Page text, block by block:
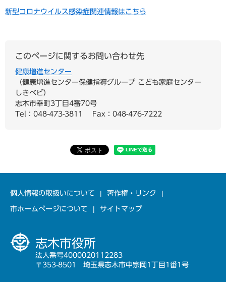
新型コロナウイルス感染症関連情報はこちら
このページに関するお問い合わせ先
健康増進センター
健康増進センター保健指導グループ こども家庭センター
しきベビ
志木市幸町3丁目4番70号
Tel：048-473-3811
Fax：048-476-7222
個人情報の取扱いについて 著作権・リンク
市ホームページについて サイトマップ
志木市役所
法人番号4000020112283
〒353-8501 埼玉県志木市中宗岡1丁目1番1号